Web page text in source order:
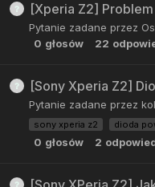
[Xperia Z2]
Pytanie zadane przez
0 głosów 22
[Sony Xperia Z2]
Pytanie zadane przez
sony xperia z2 dioda
0 głosów 2